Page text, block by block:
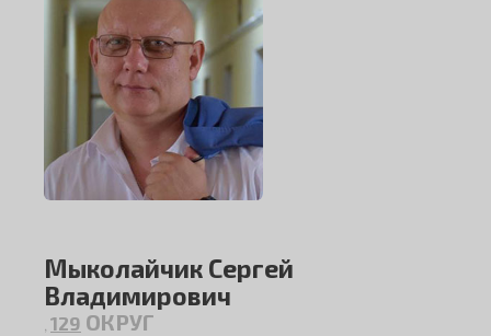
Мыколайчик Сергей
Владимирович
129 ОКРУГ